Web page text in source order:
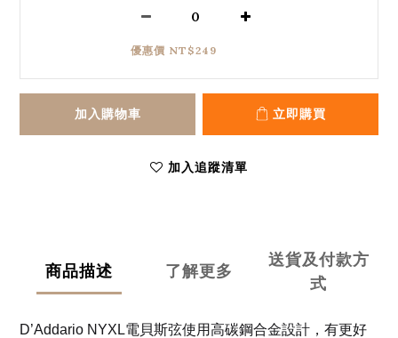
優惠價 NT$249
加入購物車 立即購買
加入追蹤清單
商品描述 了解更多
送貨及付款方
式
D’Addario NYXL電貝斯弦使用高碳鋼合金設計，有更好